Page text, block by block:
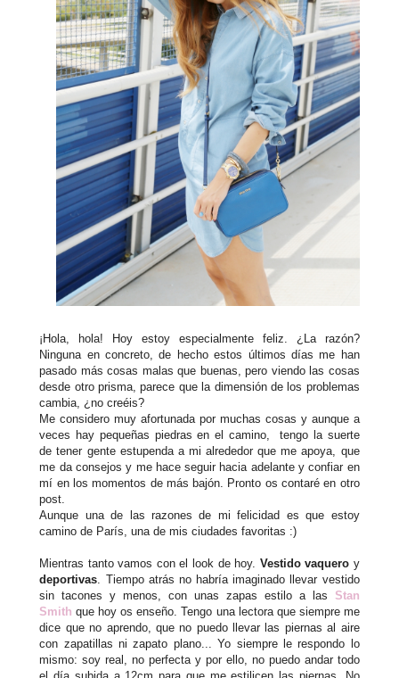
¡Hola, hola! Hoy estoy especialmente feliz. ¿La razón?
Ninguna en concreto, de hecho estos últimos días me han
pasado más cosas malas que buenas, pero viendo las cosas
desde otro prisma, parece que la dimensión de los problemas
cambia, ¿no creéis?
Me considero muy afortunada por muchas cosas y aunque a
veces hay pequeñas piedras en el camino, tengo la suerte
de tener gente estupenda a mi alrededor que me apoya, que
me da consejos y me hace seguir hacia adelante y confiar en
mí en los momentos de más bajón. Pronto os contaré en otro
post.
Aunque una de las razones de mi felicidad es que estoy
camino de París, una de mis ciudades favoritas :)
Mientras tanto vamos con el look de hoy. Vestido vaquero y
deportivas. Tiempo atrás no habría imaginado llevar vestido
sin tacones y menos, con unas zapas estilo a las Stan
Smith que hoy os enseño. Tengo una lectora que siempre me
dice que no aprendo, que no puedo llevar las piernas al aire
con zapatillas ni zapato plano... Yo siempre le respondo lo
mismo: soy real, no perfecta y por ello, no puedo andar todo